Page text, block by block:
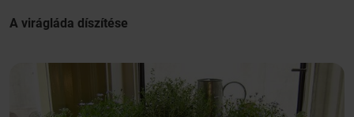
A virágláda díszítése